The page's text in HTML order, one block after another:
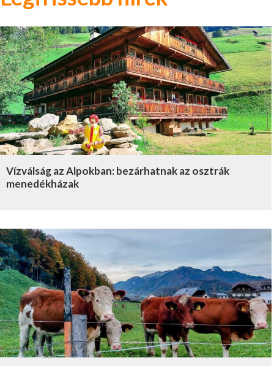
Vízválság az Alpokban: bezárhatnak az osztrák
menedékházak